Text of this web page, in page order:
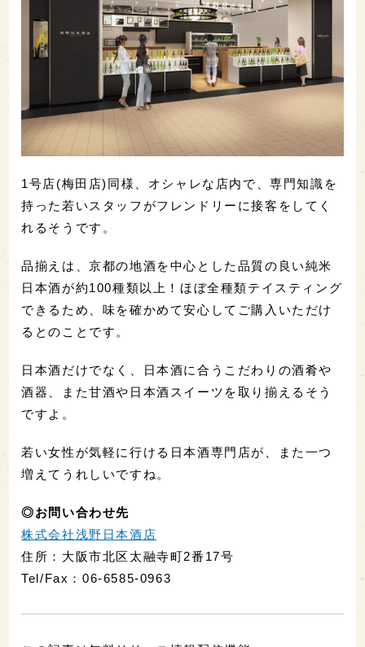
1号店(梅田店)同様、オシャレな店内で、専門知識を
持った若いスタッフがフレンドリーに接客をしてく
れるそうです。
品揃えは、京都の地酒を中心とした品質の良い純米
日本酒が約100種類以上！ほぼ全種類テイスティング
できるため、味を確かめて安心してご購入いただけ
るとのことです。
日本酒だけでなく、日本酒に合うこだわりの酒肴や
酒器、また甘酒や日本酒スイーツを取り揃えるそう
ですよ。
若い女性が気軽に行ける日本酒専門店が、また一つ
増えてうれしいですね。
◎お問い合わせ先
株式会社浅野日本酒店
住所：大阪市北区太融寺町2番17号
Tel/Fax：06-6585-0963